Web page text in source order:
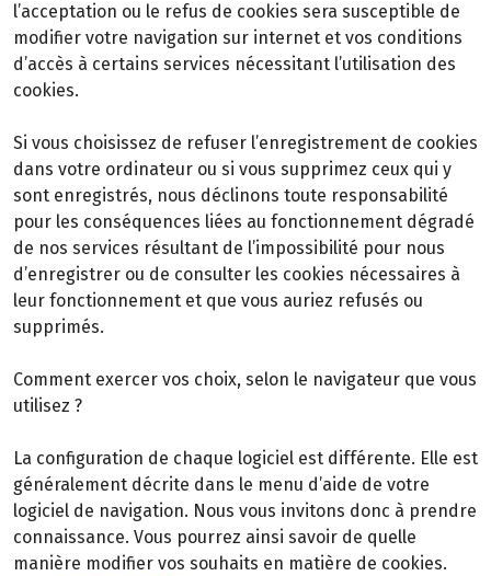
l’acceptation ou le refus de cookies sera susceptible de
modifier votre navigation sur internet et vos conditions
d’accès à certains services nécessitant l’utilisation des
cookies.
Si vous choisissez de refuser l’enregistrement de cookies
dans votre ordinateur ou si vous supprimez ceux qui y
sont enregistrés, nous déclinons toute responsabilité
pour les conséquences liées au fonctionnement dégradé
de nos services résultant de l’impossibilité pour nous
d’enregistrer ou de consulter les cookies nécessaires à
leur fonctionnement et que vous auriez refusés ou
supprimés.
Comment exercer vos choix, selon le navigateur que vous
utilisez ?
La configuration de chaque logiciel est différente. Elle est
généralement décrite dans le menu d’aide de votre
logiciel de navigation. Nous vous invitons donc à prendre
connaissance. Vous pourrez ainsi savoir de quelle
manière modifier vos souhaits en matière de cookies.